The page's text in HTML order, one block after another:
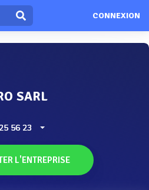
CONNEXION
SARL
56 23
L'ENTREPRISE